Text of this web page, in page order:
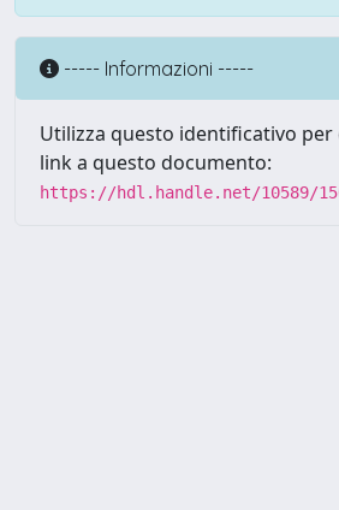
----- Informazioni -----
Utilizza questo identificativo
link a questo documento:
https://hdl.handle.net/10589/